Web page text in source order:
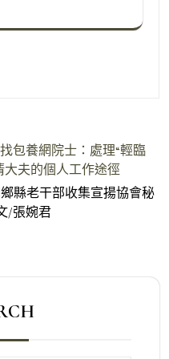
包養網院士：處理“輕臨
大夫的個人工作途徑
鄉縣老干部收集宣揚協會秘
/張婉君